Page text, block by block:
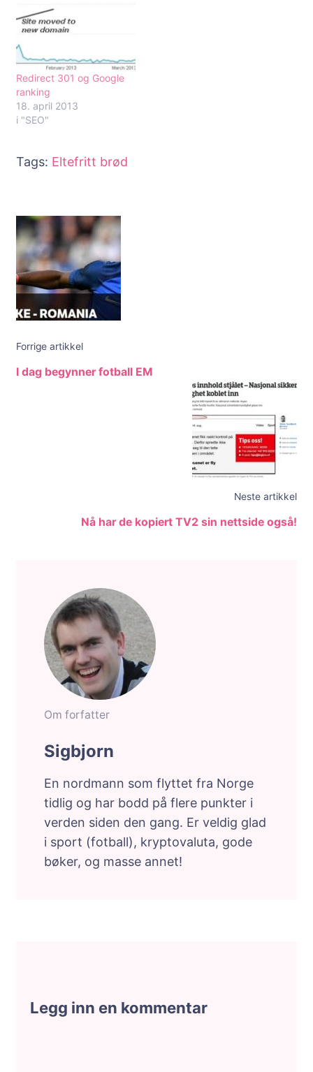
Redirect 301 og Google
ranking
18. april 2013
i "SEO"
Tags: Eltefritt brød
Innleggsnavigering
Forrige artikkel
I dag begynner fotball EM
Neste artikkel
Nå har de kopiert TV2 sin nettside også!
Om forfatter
Sigbjorn
En nordmann som flyttet fra Norge
tidlig og har bodd på flere punkter i
verden siden den gang. Er veldig glad
i sport (fotball), kryptovaluta, gode
bøker, og masse annet!
Legg inn en kommentar